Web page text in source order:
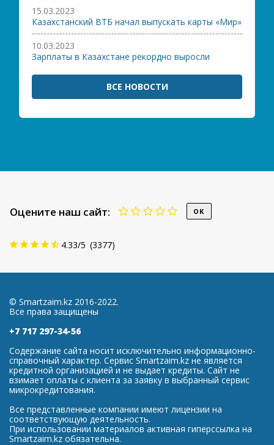
15.03.2023
Казахстанский ВТБ начал выпускать карты «Мир»
10.03.2023
Зарплаты в Казахстане рекордно выросли
ВСЕ НОВОСТИ
Оцените наш сайт:
4.33/5 (3377)
© Smartzaim.kz 2016-2022.
Все права защищены
+7 717 297-34-56
Содержание сайта носит исключительно информационно-
справочный характер. Сервис Smartzaim.kz не является
кредитной организацией и не выдает кредиты. Сайт не
взимает оплаты с клиента за заявку в выбранный сервис
микрокредитования.
Все представленные компании имеют лицензии на
соответствующую деятельность.
При использовании материалов активная гиперссылка на
Smartzaim.kz обязательна.